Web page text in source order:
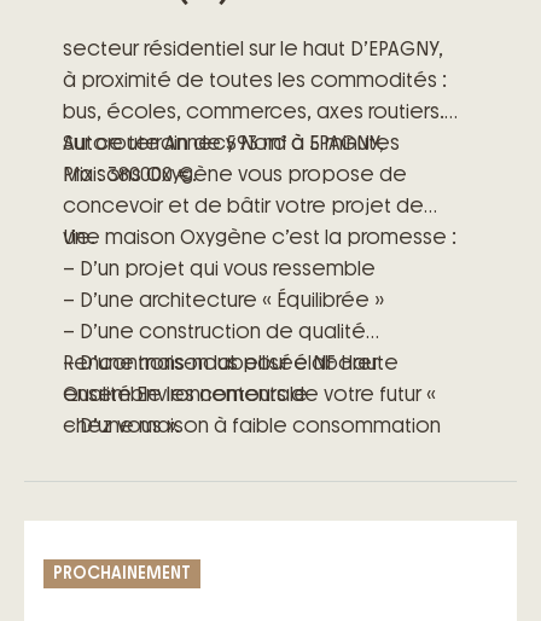
secteur résidentiel sur le haut D’EPAGNY,
à proximité de toutes les commodités :
bus, écoles, commerces, axes routiers.
Autoroute Annecy Nord à 5 minutes
Prix : 380000 €.
Sur ce terrain de 593 m² à EPAGNY,
Maisons Oxygène vous propose de
concevoir et de bâtir votre projet de
vie.
Une maison Oxygène c’est la promesse :
– D’un projet qui vous ressemble
– D’une architecture « Équilibrée »
– D’une construction de qualité
– D’une maison labellisée NF Haute
Qualité Environnementale
– D’une maison à faible consommation
– D’engagements précis et clairs
– D’un accompagnement à toutes les
– Des garanties exclusives du contrat de
Rencontrons-nous pour élaborer
ensemble les contours de votre futur «
chez vous ».
PROCHAINEMENT